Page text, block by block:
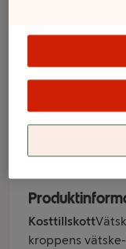
ICA
ICA Hjärtat
Kosttillskott
kroppens